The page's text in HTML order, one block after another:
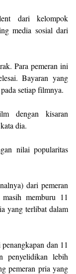
dari kelompok
media sosial dari
Para pemeran ini
Bayaran yang
setiap filmnya.
dengan kisaran
dia.
nilai popularitas
dari pemeran
memburu 11
yang terlibat dalam
dan 11
penyelidikan lebih
pemeran pria yang